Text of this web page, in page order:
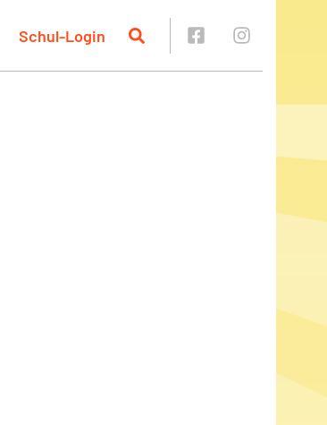
Schul-Login